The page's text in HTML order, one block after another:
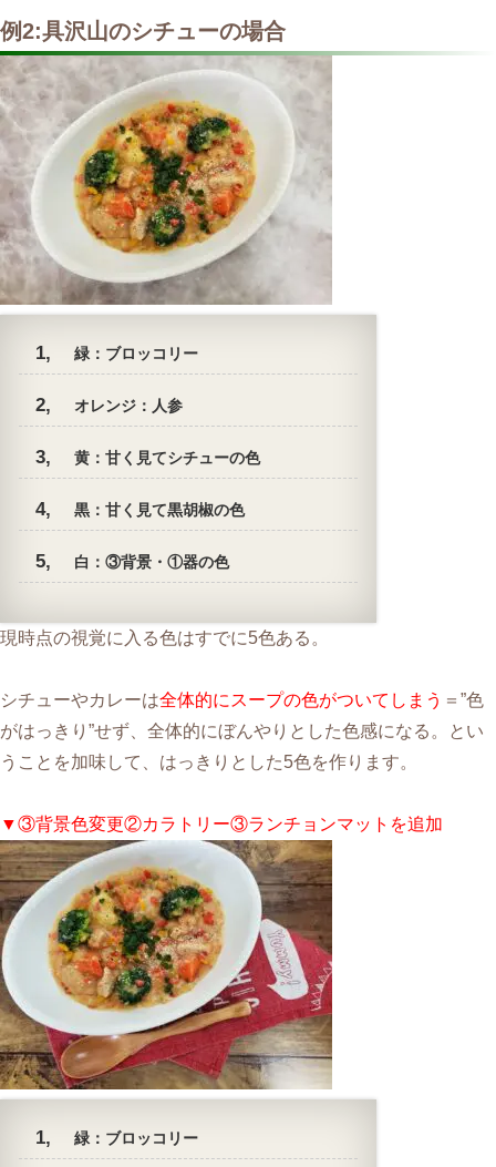
例2:具沢山のシチューの場合
緑：ブロッコリー
オレンジ：人参
黄：甘く見てシチューの色
黒：甘く見て黒胡椒の色
白：③背景・①器の色
現時点の視覚に入る色はすでに5色ある。
シチューやカレーは全体的にスープの色がついてしまう ＝”色
がはっきり”せず、全体的にぼんやりとした色感になる。とい
うことを加味して、はっきりとした5色を作ります。
▼③背景色変更②カラトリー③ランチョンマットを追加
緑：ブロッコリー